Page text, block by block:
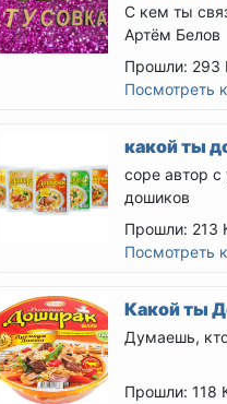
С кем ты
Артём Белов
Прошли: 293
Посмотреть
какой ты
соре автор с
дошиков
Прошли: 213
Посмотреть
Какой ты
Думаешь,
Прошли: 118